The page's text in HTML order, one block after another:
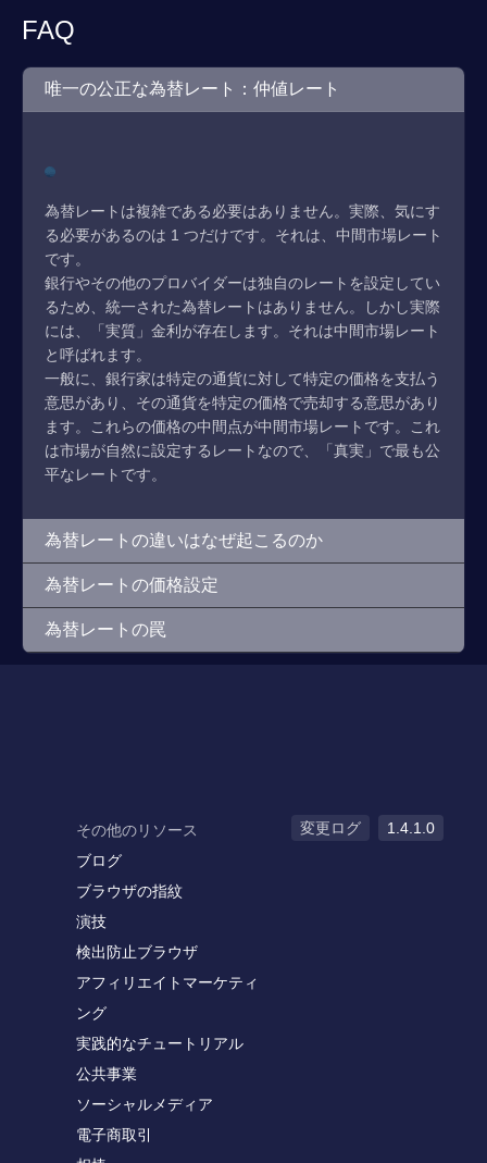
FAQ
唯一の公正な為替レート：仲値レート
為替レートは複雑である必要はありません。実際、気にす
る必要があるのは 1 つだけです。それは、中間市場レート
です。
銀行やその他のプロバイダーは独自のレートを設定してい
るため、統一された為替レートはありません。しかし実際
には、「実質」金利が存在します。それは中間市場レート
と呼ばれます。
一般に、銀行家は特定の通貨に対して特定の価格を支払う
意思があり、その通貨を特定の価格で売却する意思があり
ます。これらの価格の中間点が中間市場レートです。これ
は市場が自然に設定するレートなので、「真実」で最も公
平なレートです。
為替レートの違いはなぜ起こるのか
為替レートの価格設定
為替レートの罠
その他のリソース
ブログ
ブラウザの指紋
演技
検出防止ブラウザ
アフィリエイトマーケティ
ング
実践的なチュートリアル
公共事業
ソーシャルメディア
電子商取引
変更ログ 1.4.1.0